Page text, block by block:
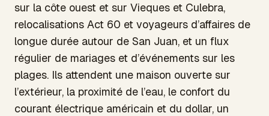
sur la côte ouest et sur Vieques et Culebra,
relocalisations Act 60 et voyageurs d’affaires de
longue durée autour de San Juan, et un flux
régulier de mariages et d’événements sur les
plages. Ils attendent une maison ouverte sur
l’extérieur, la proximité de l’eau, le confort du
courant électrique américain et du dollar, un